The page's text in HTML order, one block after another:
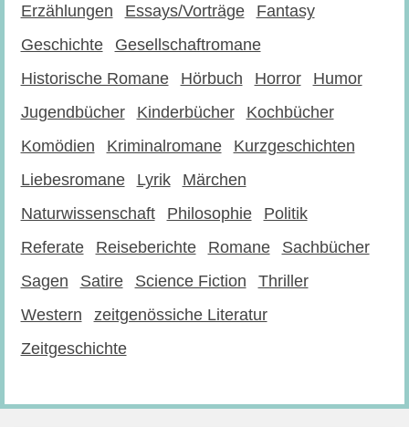
Erzählungen
Essays/Vorträge
Fantasy
Geschichte
Gesellschaftromane
Historische Romane
Hörbuch Horror
Humor
Jugendbücher
Kinderbücher
Kochbücher
Komödien
Kriminalromane
Kurzgeschichten
Liebesromane
Lyrik
Märchen
Naturwissenschaft
Philosophie
Politik
Referate
Reiseberichte Romane
Sachbücher
Sagen
Satire Science Fiction
Thriller
Western
zeitgenössiche Literatur
Zeitgeschichte